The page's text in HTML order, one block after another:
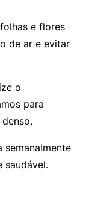
e flores
de ar e evitar
o
para
semanalmente
saudável.